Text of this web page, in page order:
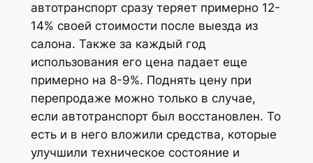
автотранспорт сразу теряет примерно 12-
14% своей стоимости после выезда из
салона. Также за каждый год
использования его цена падает еще
примерно на 8-9%. Поднять цену при
перепродаже можно только в случае,
если автотранспорт был восстановлен. То
есть и в него вложили средства, которые
улучшили техническое состояние и